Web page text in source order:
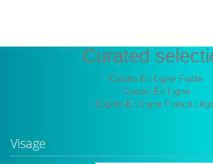
Curated
Casino En Ligne Fiable
Casino En Ligne
Casino En Ligne France
Visage